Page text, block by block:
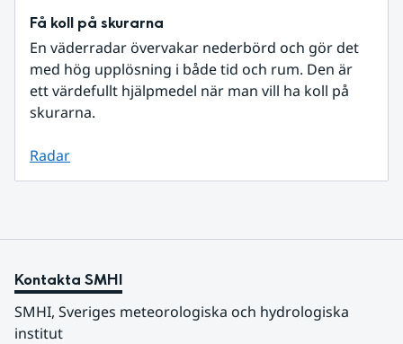
Få koll på skurarna
En väderradar övervakar nederbörd och gör det
med hög upplösning i både tid och rum. Den är
ett värdefullt hjälpmedel när man vill ha koll på
skurarna.
Radar
Kontakta SMHI
SMHI, Sveriges meteorologiska och hydrologiska
institut